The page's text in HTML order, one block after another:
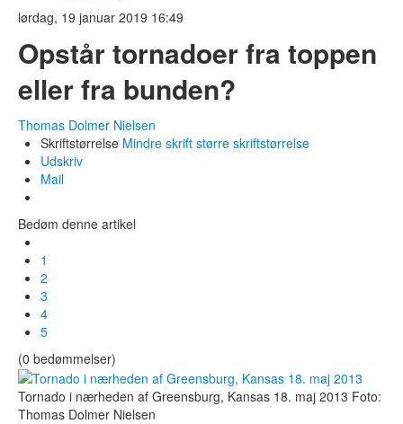
lørdag, 19 januar 2019 16:49
Opstår tornadoer fra toppen
eller fra bunden?
Thomas Dolmer Nielsen
Skriftstørrelse Mindre skrift større skriftstørrelse
Udskriv
Mail
Bedøm denne artikel
1
2
3
4
5
(0 bedømmelser)
Tornado i nærheden af Greensburg, Kansas 18. maj 2013 Foto:
Thomas Dolmer Nielsen